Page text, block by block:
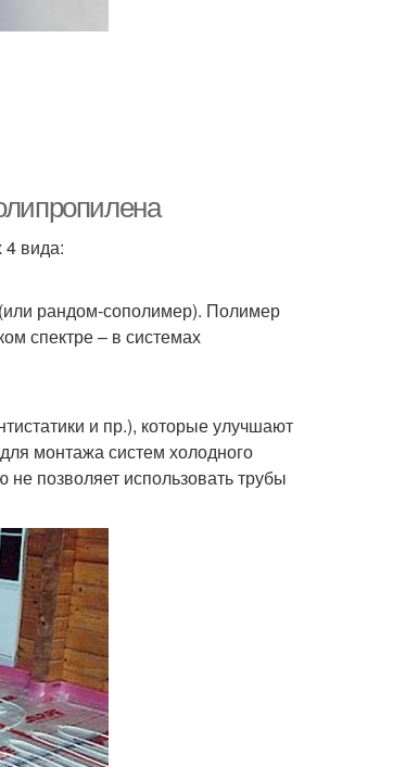
вида:
рандом-сополимер). Полимер
спектре – в системах
и пр.), которые улучшают
монтажа систем холодного
позволяет использовать трубы